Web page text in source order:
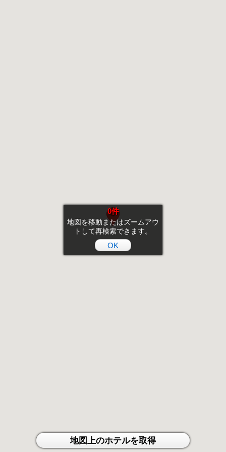
0件
地図を移動またはズームアウ
トして再検索できます。
OK
地図上のホテルを取得